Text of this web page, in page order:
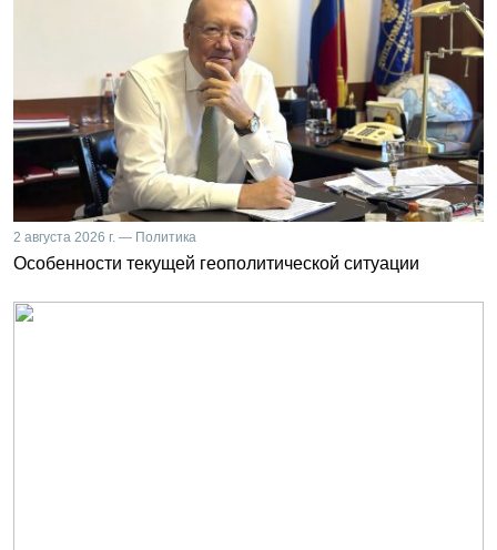
2 августа 2026 г. — Политика
Особенности текущей геополитической ситуации